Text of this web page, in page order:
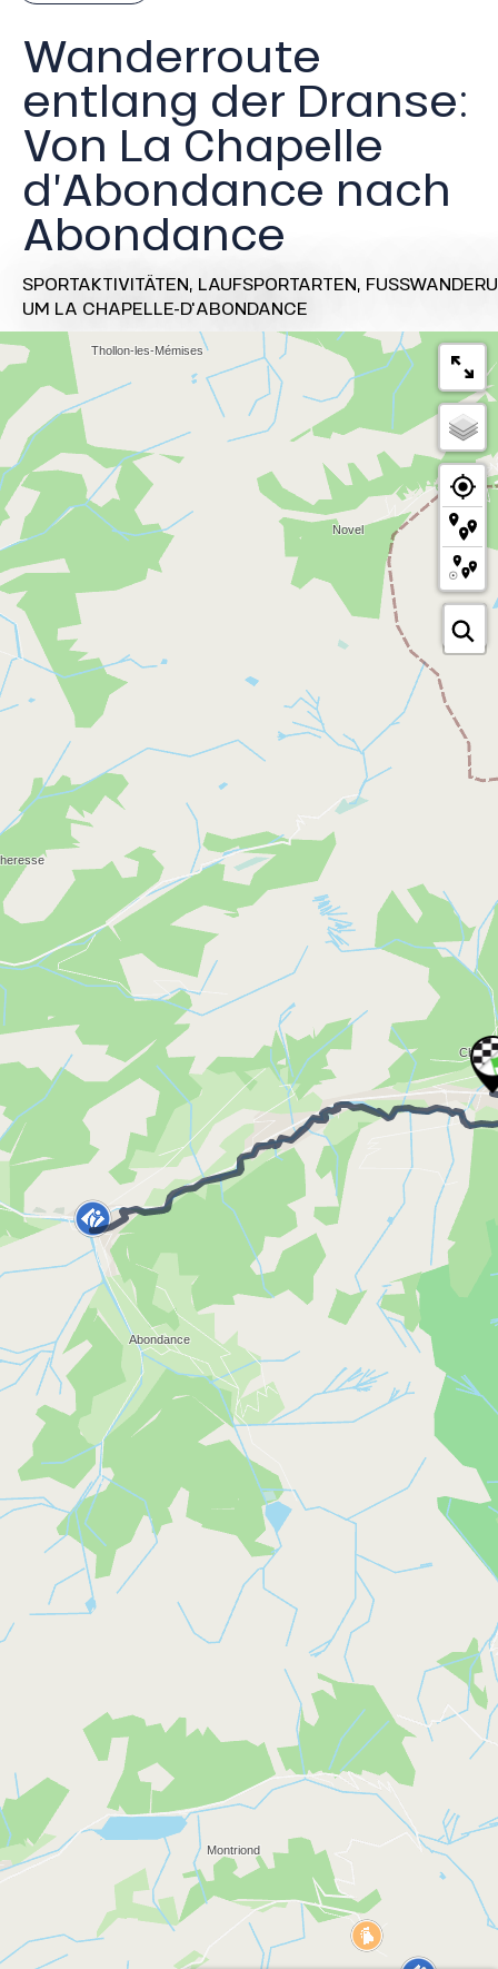
Wanderroute
entlang der Dranse:
Von La Chapelle
d’Abondance nach
Abondance
SPORTAKTIVITÄTEN, LAUFSPORTARTEN,
UM LA CHAPELLE-D'ABONDANCE